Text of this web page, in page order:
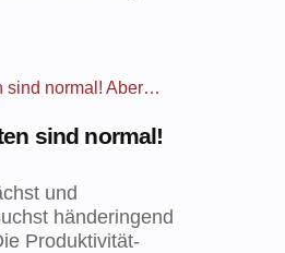
sind normal!
und
händeringend
Produktivität-